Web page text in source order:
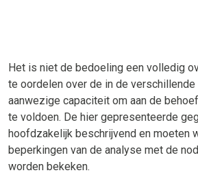
Het is niet de bedoeling een volledig
te oordelen over de in de
aanwezige capaciteit om aan de
te voldoen. De hier gepresenteerde
hoofdzakelijk beschrijvend en moeten
beperkingen van de analyse met de
worden bekeken.